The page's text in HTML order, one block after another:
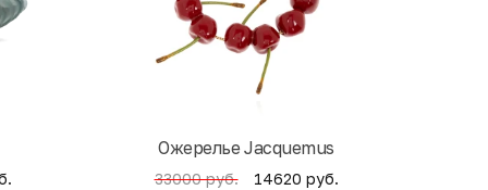
Ожерелье Jacquemus
33000 руб. 14620 руб.